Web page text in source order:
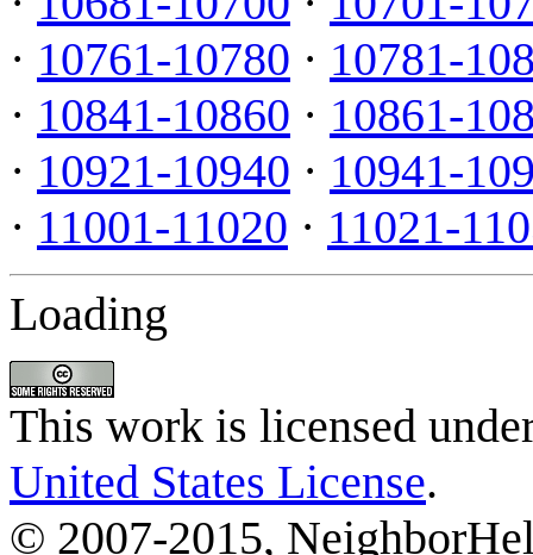
· 10761-10780 · 10781-
· 10841-10860 · 10861-
· 10921-10940 · 10941-
· 11001-11020 · 11021-
Loading
This work is licensed
United States License.
© 2007-2015,